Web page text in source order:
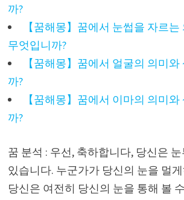
까?
【꿈해몽】꿈에서 눈썹을 자르
무엇입니까?
【꿈해몽】꿈에서 얼굴의 의미
까?
【꿈해몽】꿈에서 이마의 의미
까?
꿈 분석 : 우선, 축하합니다, 당신은
있습니다. 누군가가 당신의 눈을 멀
당신은 여전히 ​​당신의 눈을 통해 볼